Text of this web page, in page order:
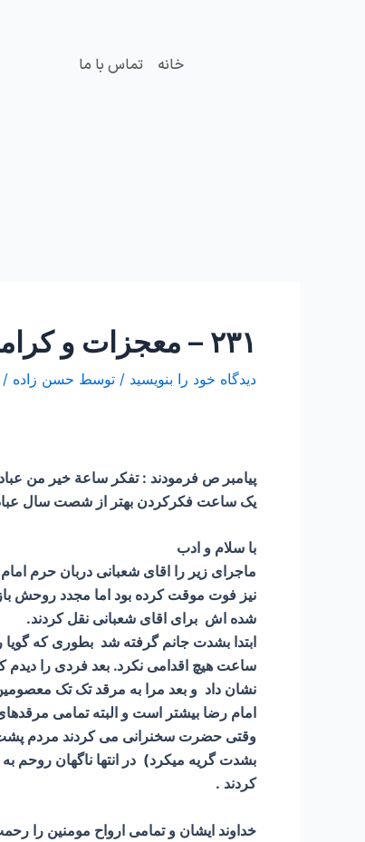
خانه تماس با ما
۲۳۱ – معجزات و کرامات ۲۸ “ماجرای برگشت روح میت به نقل دربان حرم”
دیدگاه‌ خود را بنویسید / توسط حسن زاده /
پیامبر ص فرمودند : تفكر ساعة خير من
یک ساعت فکرکردن بهتر از شصت سال
با سلام و ادب
نیز فوت موقت کرده بود اما مجدد روحش
شده اش برای اقای شعبانی نقل کردند.
ساعت هیچ اقدامی نکرد. بعد فردی را دیدم
نشان داد و بعد مرا به مرقد تک تک
امام رضا بیشتر است و البته تمامی
وقتی حضرت سخنرانی می کردند مردم پشت
بشدت گریه میکرد) در انتها ناگهان روحم
کردند .
خداوند ایشان و تمامی ارواح مومنین را